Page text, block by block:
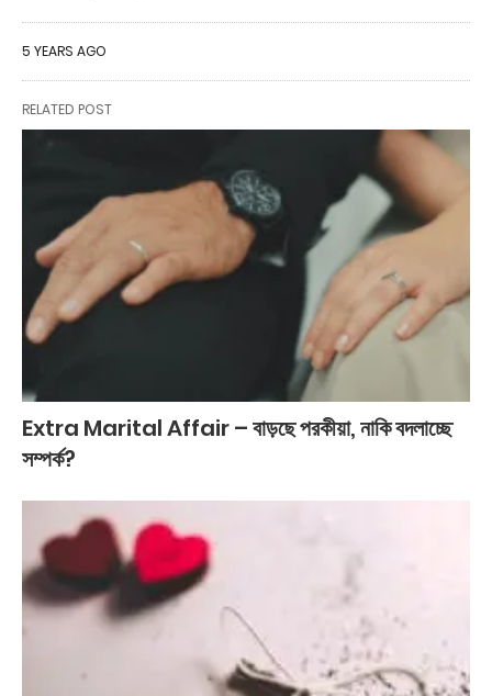
5 YEARS AGO
RELATED POST
Extra Marital Affair – বাড়ছে পরকীয়া, নাকি বদলাচ্ছে
সম্পর্ক?